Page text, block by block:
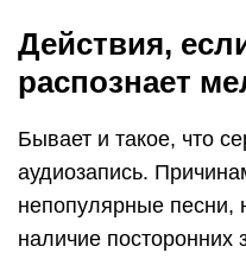
Действия,
распознает
Бывает и такое, что
аудиозапись.
непопулярные
наличие посторонних